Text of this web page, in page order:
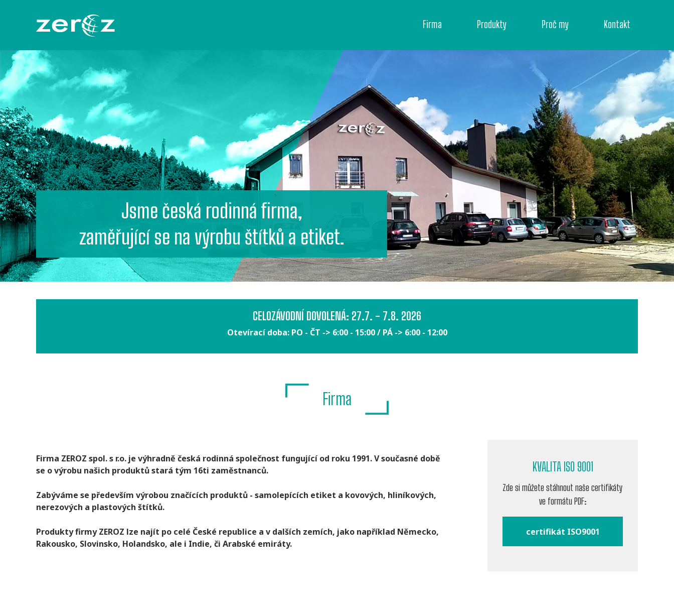
Firma Produkty Proč my Kontakt
Jsme česká rodinná firma,
zaměřující se na výrobu štítků a etiket.
CELOZÁVODNÍ DOVOLENÁ: 27.7. - 7.8. 2026
Otevírací doba: PO - ČT -> 6:00 - 15:00 / PÁ -> 6:00 - 12:00
Firma
Firma ZEROZ spol. s r.o. je výhradně česká rodinná společnost fungující od roku 1991. V současné době
se o výrobu našich produktů stará tým 16ti zaměstnanců.
Zabýváme se především výrobou značících produktů - samolepících etiket a kovových, hliníkových,
nerezových a plastových štítků.
Produkty firmy ZEROZ lze najít po celé České republice a v dalších zemích, jako například Německo,
Rakousko, Slovinsko, Holandsko, ale i Indie, či Arabské emiráty.
KVALITA ISO 9001
Zde si můžete stáhnout naše certifikáty
ve formátu PDF:
certifikát ISO9001